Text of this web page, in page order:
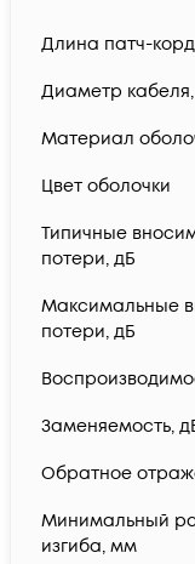
Длина патч-
Диаметр
Материал
Цвет оболочки
Типичные
потери, дБ
Максимальные
потери, дБ
Заменяемость,
Обратное
Минимальный
изгиба, мм